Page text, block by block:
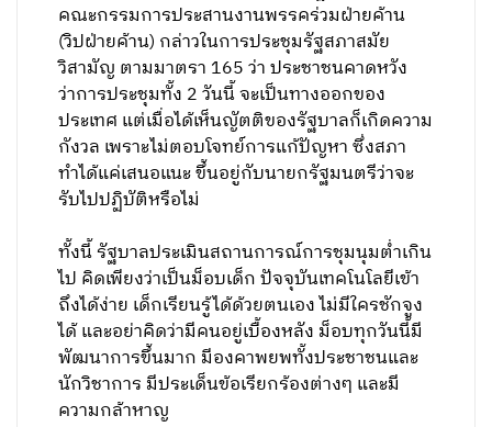
คณะกรรมการประสานงานพรรคร่วมฝ่ายค้าน
(วิปฝ่ายค้าน) กล่าวในการประชุมรัฐสภาสมัย
วิสามัญ ตามมาตรา 165 ว่า ประชาชนคาดหวัง
ว่าการประชุมทั้ง 2 วันนี้ จะเป็นทางออกของ
ประเทศ แต่เมื่อได้เห็นญัตติของรัฐบาลก็เกิดความ
กังวล เพราะไม่ตอบโจทย์การแก้ปัญหา ซึ่งสภา
ทำได้แค่เสนอแนะ ขึ้นอยู่กับนายกรัฐมนตรีว่าจะ
รับไปปฏิบัติหรือไม่
ทั้งนี้ รัฐบาลประเมินสถานการณ์การชุมนุมต่ำเกิน
ไป คิดเพียงว่าเป็นม็อบเด็ก ปัจจุบันเทคโนโลยีเข้า
ถึงได้ง่าย เด็กเรียนรู้ได้ด้วยตนเอง ไม่มีใครชักจูง
ได้ และอย่าคิดว่ามีคนอยู่เบื้องหลัง ม็อบทุกวันนี้มี
พัฒนาการขึ้นมาก มีองคาพยพทั้งประชาชนและ
นักวิชาการ มีประเด็นข้อเรียกร้องต่างๆ และมี
ความกล้าหาญ